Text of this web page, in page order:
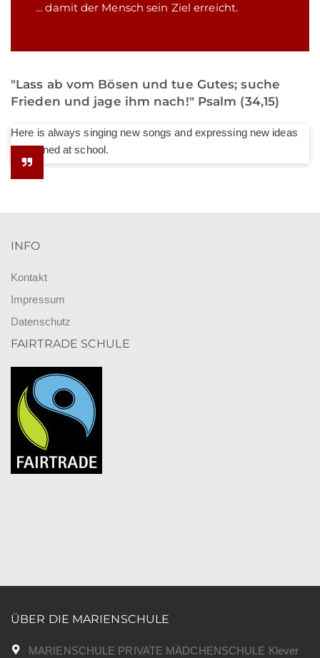
... damit der Mensch sein Ziel erreicht.
"Lass ab vom Bösen und tue Gutes; suche
Frieden und jage ihm nach!" Psalm (34,15)
Here is always singing new songs and expressing new ideas
he learned at school.
INFO
Kontakt
Impressum
Datenschutz
FAIRTRADE SCHULE
ÜBER DIE MARIENSCHULE
MARIENSCHULE PRIVATE MÄDCHENSCHULE Klever